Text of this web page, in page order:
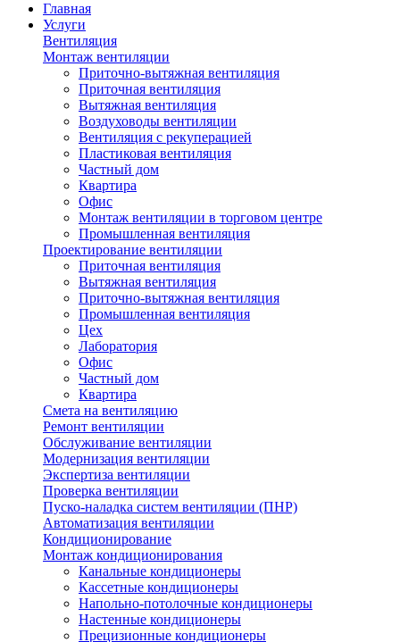
Главная
Услуги
Вентиляция
Монтаж вентиляции
Приточно-вытяжная вентиляция
Приточная вентиляция
Вытяжная вентиляция
Воздуховоды вентиляции
Вентиляция с рекуперацией
Пластиковая вентиляция
Частный дом
Квартира
Офис
Монтаж вентиляции в торговом центре
Промышленная вентиляция
Проектирование вентиляции
Приточная вентиляция
Вытяжная вентиляция
Приточно-вытяжная вентиляция
Промышленная вентиляция
Цех
Лаборатория
Офис
Частный дом
Квартира
Смета на вентиляцию
Ремонт вентиляции
Обслуживание вентиляции
Модернизация вентиляции
Экспертиза вентиляции
Проверка вентиляции
Пуско-наладка систем вентиляции (ПНР)
Автоматизация вентиляции
Кондиционирование
Монтаж кондиционирования
Канальные кондиционеры
Кассетные кондиционеры
Напольно-потолочные кондиционеры
Настенные кондиционеры
Прецизионные кондиционеры